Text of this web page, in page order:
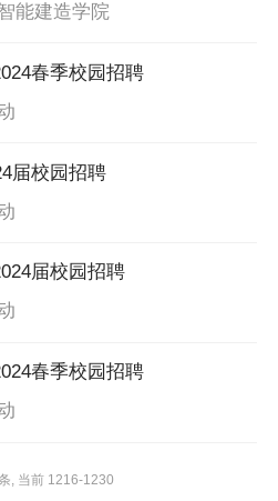
能建造学院
春季校园招聘
届校园招聘
届校园招聘
春季校园招聘
, 当前 1216-1230